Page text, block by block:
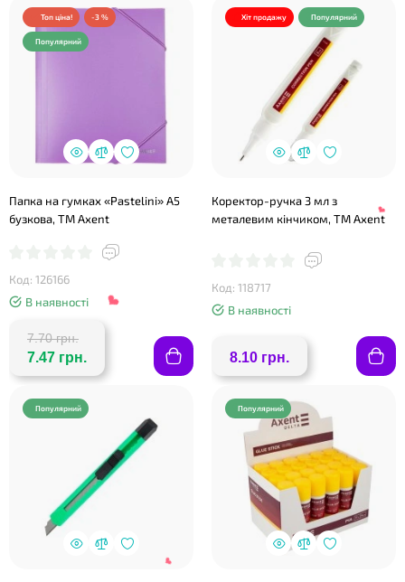
Топ ціна! -3 %
Популярний
Папка на гумках «Pastelini» А5
бузкова, ТМ Axent
Код: 126166
В наявності
7.70 грн.
7.47 грн.
Хіт продажу Популярний
Коректор-ручка 3 мл з
металевим кінчиком, ТМ Axent
Код: 118717
В наявності
8.10 грн.
Популярний Популярний
❤
❤